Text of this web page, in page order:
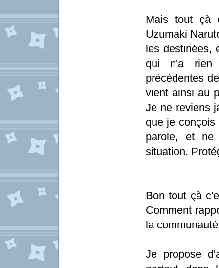
Mais tout çà
Uzumaki
les destinées,
qui n'a rien
précédentes
vient ainsi au
Je ne reviens
que je
parole, et ne
situation.
Bon tout çà
Comment
la
Je propose